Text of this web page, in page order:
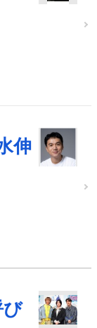
伸
び